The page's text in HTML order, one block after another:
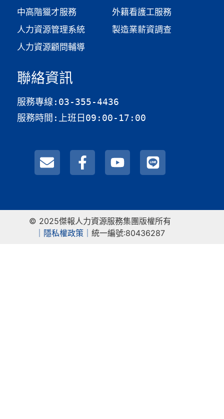
中高階獵才服務
人力資源管理系統
人力資源顧問輔導
外籍看護工服務
製造業薪資調查​
聯絡資訊
服務專線:03-355-4436
服務時間:上班日09:00-17:00
© 2025傑報人力資源服務集團版權所有
隱私權政策｜ 統一編號:80436287